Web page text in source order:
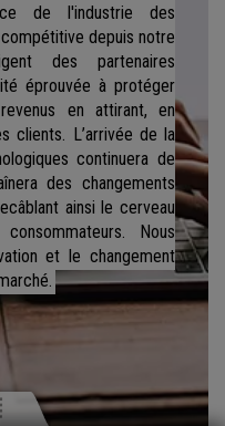
de l'industrie des
depuis notre
des partenaires
éprouvée à protéger
en attirant, en
clients. L’arrivée de la
continuera de
des changements
ainsi le cerveau
Nous
et le changement